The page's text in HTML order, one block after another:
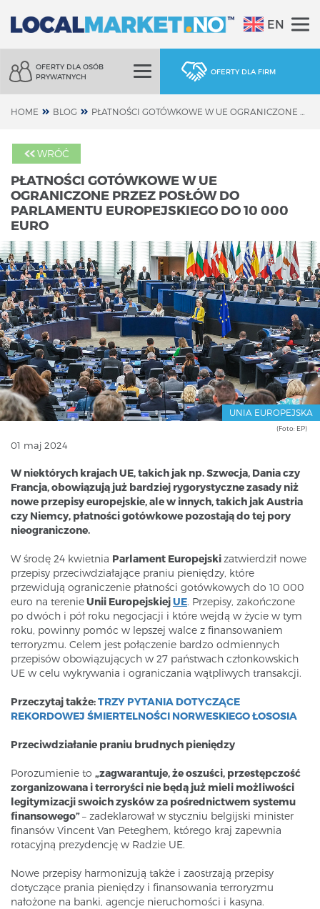
EN
OFERTY DLA OSÓB
PRYWATNYCH
OFERTY DLA FIRM
HOME BLOG
WRÓĆ
PŁATNOŚCI GOTÓWKOWE W UE
OGRANICZONE PRZEZ POSŁÓW DO
PARLAMENTU EUROPEJSKIEGO DO 10 000
EURO
UNIA EUROPEJSKA
(Foto: EP)
01 maj 2024
W niektórych krajach UE, takich jak np. Szwecja, Dania czy
Francja, obowiązują już bardziej rygorystyczne zasady niż
nowe przepisy europejskie, ale w innych, takich jak Austria
czy Niemcy, płatności gotówkowe pozostają do tej pory
nieograniczone.
W środę 24 kwietnia Parlament Europejskizatwierdził nowe
przepisy przeciwdziałające praniu pieniędzy, które
przewidują ograniczenie płatności gotówkowych do 10 000
euro na terenieUnii EuropejskiejUE. Przepisy, zakończone
po dwóch i pół roku negocjacji i które wejdą w życie w tym
roku, powinny pomóc w lepszej walce z finansowaniem
terroryzmu. Celem jest połączenie bardzo odmiennych
przepisów obowiązujących w 27 państwach członkowskich
UE w celu wykrywania i ograniczania wątpliwych transakcji.
Przeczytaj także:TRZY PYTANIA DOTYCZĄCE
REKORDOWEJ ŚMIERTELNOŚCI NORWESKIEGO ŁOSOSIA
Przeciwdziałanie praniu brudnych pieniędzy
Porozumienie to „zagwarantuje, że oszuści, przestępczość
zorganizowana i terroryści nie będą już mieli możliwości
legitymizacji swoich zysków za pośrednictwem systemu
finansowego”– zadeklarował w styczniu belgijski minister
finansów Vincent Van Peteghem, którego kraj zapewnia
rotacyjną prezydencję w Radzie UE.
Nowe przepisy harmonizują także i zaostrzają przepisy
dotyczące prania pieniędzy i finansowania terroryzmu
nałożone na banki, agencje nieruchomości i kasyna.